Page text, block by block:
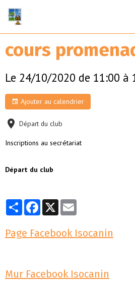
cours
Le 24/10/2020 de 11:00 à
Ajouter au calendrier
Départ du club
Inscriptions au secrétariat
Départ du club
PartagerFacebook
X
Page Facebook Isocanin
Mur Facebook Isocanin